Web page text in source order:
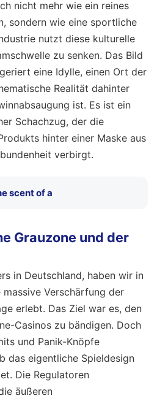
nicht mehr wie ein reines
sondern wie eine sportliche
nutzt diese kulturelle
zu senken. Das Bild
eine Idylle, einen Ort der
Realität dahinter
ist. Es ist ein
Schachzug, der die
hinter einer Maske aus
verbirgt.
scent of a
Grauzone und der
in Deutschland, haben wir in
Verschärfung der
erlebt. Das Ziel war es, den
Casinos zu bändigen. Doch
und Panik-Knöpfe
das eigentliche Spieldesign
Die Regulatoren
äußeren